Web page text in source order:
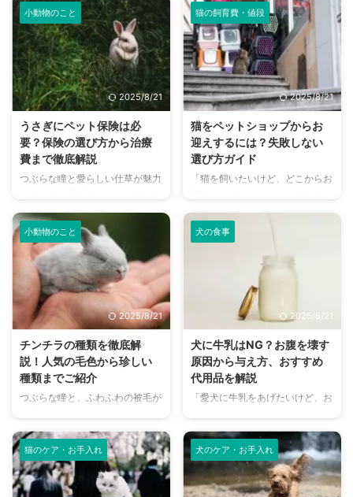
...
...
すよね。この行動は「舌しまい忘
れ」と呼ばれ、猫を飼っている方
なら一度は見たことがあるのでは
ないでしょうか。 しかし、この
可愛らしい行動の裏には、さまざ
まな理由が隠されていることをご
存知でしょうか。 この記事で
は、猫が舌をしまい忘れる原因か
ら、単なる癖なのか、それとも病
気のサインなのかを見分ける方法
を分かりやすく解説します。 こ
の記事の結論 猫が舌をしまい忘
る時の癖であることが多い 歯周
病 ...
インが見られたら、それは外耳炎
のサインかもしれません。 犬の
外耳炎は、多くの犬が一度は経験
すると言われるほど、非常に身近
な病気です。しかし、放置してし
まうと症状が悪化し、重い病気に
つながることもあります。 この
記事では、犬の外耳炎の原因や症
状、治療法、そしてご家庭ででき
る予防ケアまで、飼い主さんが知
っておくべき情報を網羅的に解説
します。 この記事を読んで、愛
身につけ、外耳炎の早期発見・早
期 ...
小動物のこと
2025/8/21
うさぎにペット保険は必
要？保険の選び方から治療
費まで徹底解説
つぶらな瞳と愛らしい仕草が魅力
ぐ人気のペットとして、多くの家
庭で愛されています。 しかし、
「もしもうさぎが病気やケガをし
てしまったら…」と不安に感じる
方もいるのではないでしょうか。
うさぎは、体調を崩しても気づき
にくい動物であり、いざという時
に高額な治療費がかかることも少
なくありません。 この記事で
は、そんな「もしも」の時に備え
るペット保険について、必要性か
ら選び方、メリット・デメリッ
ト、そして具体的な治療費の事例
き情報を網羅的に解説します。
こ ...
猫の飼育費・値段
2025/8/21
猫をペットショップからお
迎えするには？失敗しない
選び方ガイド
「猫を飼いたいけど、どこからお
る方は多いのではないでしょう
か。 猫を家族に迎える方法はさ
まざまですが、ペットショップ
は、実際に猫と触れ合い、気軽に
相談できる身近な場所として人気
があります。しかし、「ペットシ
ョップで猫を買うのは良くない」
といった意見もあり、迷っている
方もいるかもしれません。 この
記事では、ペットショップで猫を
お迎えするメリットとデメリッ
ト、後悔しないための選び方、健
康な子猫を見分けるポイント、そ
さんが知っておくべき情報を網羅
的に解 ...
小動物のこと
2025/8/21
チンチラの種類を徹底解
説！人気の毛色から珍しい
種類までご紹介
つぶらな瞳と、ふわふわの被毛が
飼いたいけど、どんな種類がいる
んだろう？」と思っている方もい
るのではないでしょうか。チンチ
ラは、毛色や被毛の質によってさ
まざまな種類がおり、それぞれに
犬の食事
2025/8/21
犬に牛乳はNG？お腹を壊す
原因から与え方、おすすめ
代用品を解説
「愛犬に牛乳をあげたいけど、お
乳は本当にダメなの？」と疑問に
思う飼い主さんは多いのではない
でしょうか。 SNSでは犬が美味
しそうに牛乳を飲む姿が投稿され
ていますが、実は人間と同じ牛乳
猫のケア・お手入れ 犬のケア・お手入れ